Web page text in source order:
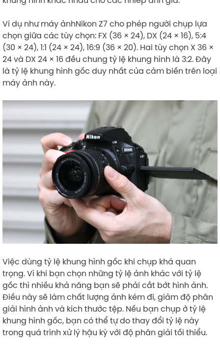
Ví dụ như máy ảnhNikon Z7 cho phép người chụp lựa
chọn giữa các tùy chọn: FX (36 × 24), DX (24 × 16), 5:4
(30 × 24), 1:1 (24 × 24), 16:9 (36 × 20). Hai tùy chọn X 36 ×
24 và DX 24 × 16 đều chung tỷ lệ khung hình là 3:2. Đây
là tỷ lệ khung hình gốc duy nhất của cảm biến trên loại
máy ảnh này.
Việc dùng tỷ lệ khung hình gốc khi chụp khá quan
trọng. Vì khi bạn chọn những tỷ lệ ảnh khác với tỷ lệ
gốc thì nhiều khả năng bạn sẽ phải cắt bớt hình ảnh.
Điều này sẽ làm chất lượng ảnh kém đi, giảm độ phân
giải hình ảnh và kích thước tệp. Nếu bạn chụp ở tỷ lệ
khung hình gốc, bạn có thể tự do thay đổi tỷ lệ này
trong quá trình xử lý hậu kỳ với độ phân giải tối thiểu.